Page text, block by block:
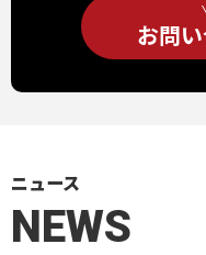
お問
ニュース
NEWS